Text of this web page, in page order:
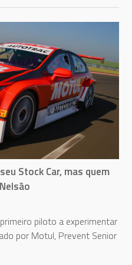
Stock Car, mas quem
piloto a experimentar
por Motul, Prevent Senior